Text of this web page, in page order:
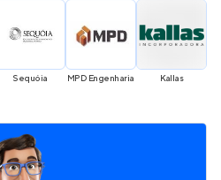
Sequóia MPD Engenharia Kallas